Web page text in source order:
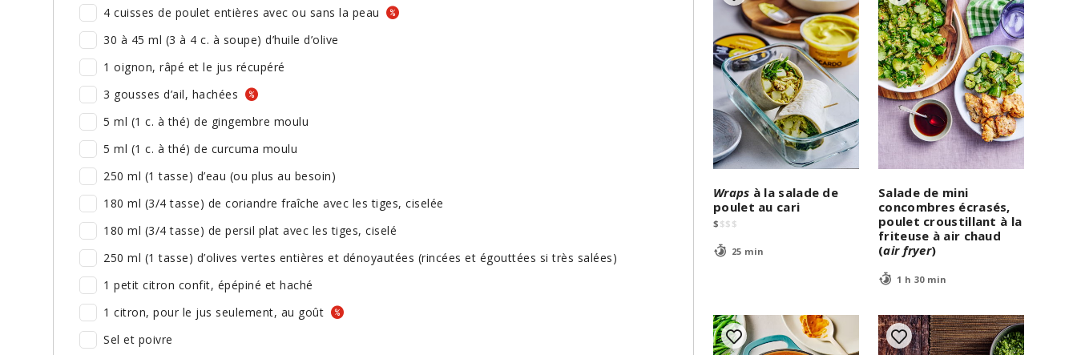
Wraps à la salade de
poulet au cari
$ $$ $
25 min
Salade de mini
concombres écrasés,
poulet croustillant à la
friteuse à air chaud
(air fryer)
1 h 30 min
4 cuisses de poulet entières avec ou sans la peau
30 à 45 ml (3 à 4 c. à soupe) d’huile d’olive
1 oignon, râpé et le jus récupéré
3 gousses d’ail, hachées
5 ml (1 c. à thé) de gingembre moulu
5 ml (1 c. à thé) de curcuma moulu
250 ml (1 tasse) d’eau (ou plus au besoin)
180 ml (3/4 tasse) de coriandre fraîche avec les tiges, ciselée
180 ml (3/4 tasse) de persil plat avec les tiges, ciselé
250 ml (1 tasse) d’olives vertes entières et dénoyautées (rincées et égouttées si très salées)
1 petit citron confit, épépiné et haché
1 citron, pour le jus seulement, au goût
Sel et poivre